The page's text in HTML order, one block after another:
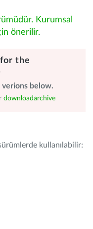
Kurumsal
önerilir.
the
verions below.
downloadarchive
kullanılabilir: